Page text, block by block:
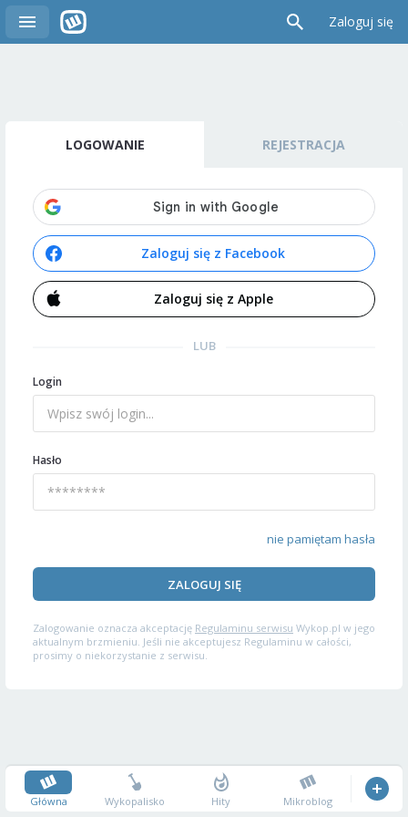
Zaloguj się
LOGOWANIE REJESTRACJA
Zaloguj się z Facebook
Zaloguj się z Apple
LUB
Login
Hasło
nie pamiętam hasła
ZALOGUJ SIĘ
Zalogowanie oznacza akceptację Regulaminu serwisu Wykop.pl w jego
aktualnym brzmieniu. Jeśli nie akceptujesz Regulaminu w całości,
prosimy o niekorzystanie z serwisu.
Główna Wykopalisko Hity Mikroblog